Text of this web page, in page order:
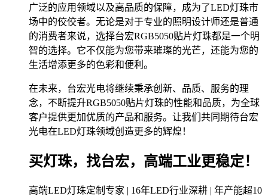
广泛的应用领域以及高品质的保障，成为了LED灯珠市
场中的佼佼者。无论是对于专业的照明设计师还是普通
的消费者来说，选择台宏RGB5050贴片灯珠都是一个明
智的选择。它不仅能为您带来璀璨的光芒，还能为您的
生活增添更多的色彩和便利。
在未来，台宏光电将继续秉承创新、品质、服务的理
念，不断提升RGB5050贴片灯珠的性能和品质，为全球
客户提供更加优质的产品和服务。让我们共同期待台宏
光电在LED灯珠领域创造更多的辉煌！
买灯珠，找台宏，高端工业更稳定！
高端LED灯珠定制专家 | 16年LED行业深耕 | 年产能超10